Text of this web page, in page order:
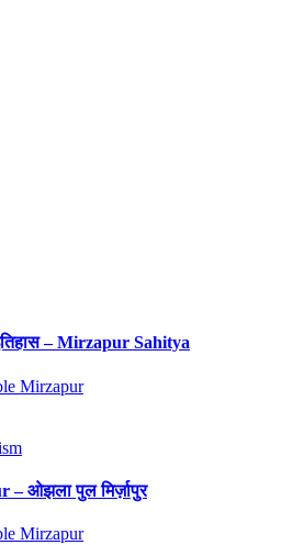
इतिहास – Mirzapur Sahitya
Mirzapur
ओझला पुल मिर्ज़ापुर
Mirzapur